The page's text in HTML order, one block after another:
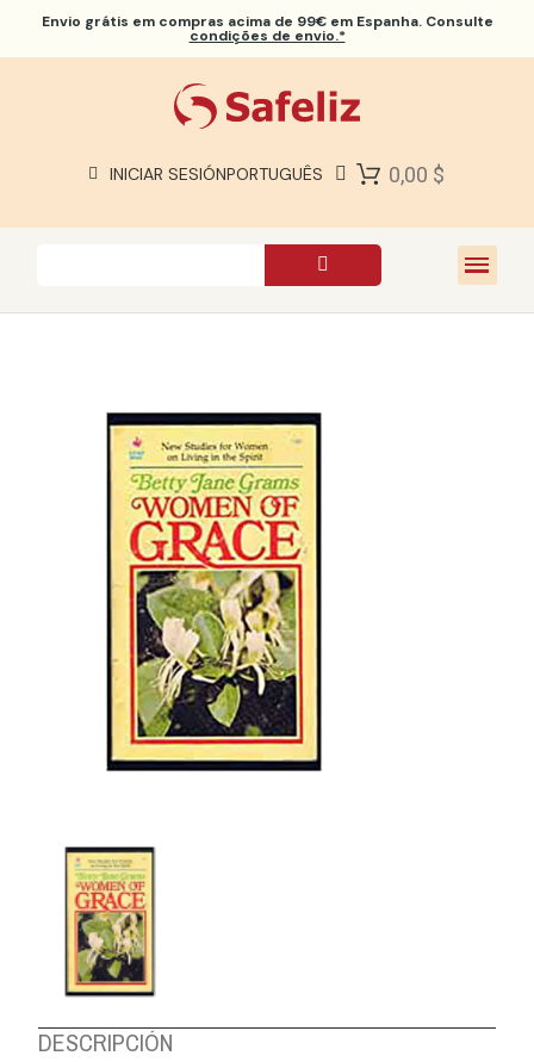
Envio grátis em compras acima de 99€ em Espanha. Consulte
condições de envio.*
INICIAR SESIÓNPORTUGUÊS 0,00 $
SOBRE NÓS
DESCRIPCIÓN